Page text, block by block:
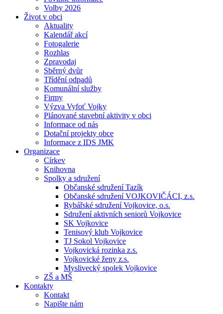
Volby 2026
Život v obci
Aktuality
Kalendář akcí
Fotogalerie
Rozhlas
Zpravodaj
Sběrný dvůr
Třídění odpadů
Komunální služby
Firmy
Výzva Vyfoť Vojky
Plánované stavební aktivity v obci
Informace od nás
Dotační projekty obce
Informace z IDS JMK
Organizace
Církev
Knihovna
Spolky a sdružení
Občanské sdružení Tazík
Občanské sdružení VOJKOVIČÁCI, z.s.
Rybářské sdružení Vojkovice, o.s.
Sdružení aktivních seniorů Vojkovice
SK Vojkovice
Tenisový klub Vojkovice
TJ Sokol Vojkovice
Vojkovická rozinka z.s.
Vojkovické ženy z.s.
Myslivecký spolek Vojkovice
ZŠ a MŠ
Kontakty
Kontakt
Napište nám